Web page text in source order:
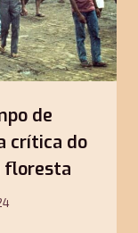
de
crítica do
floresta